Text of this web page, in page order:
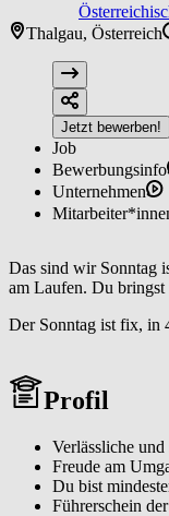
Thalgau, Österreich
Jetzt bewerben!
Job
Bewerbungsinfo
Unternehmen
Das sind wir Sonntag
am Laufen. Du bringst
Der Sonntag ist fix, in
Profil
Verlässliche
Freude am
Du bist
Führerschein